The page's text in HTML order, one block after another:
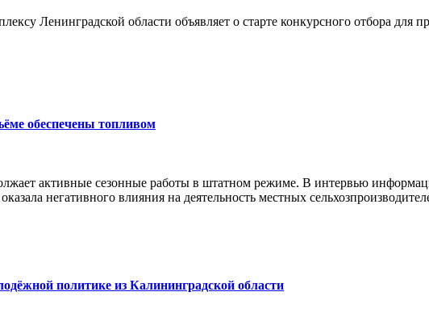
Ленинградской области объявляет о старте конкурсного отбора для
обеспечены топливом
активные сезонные работы в штатном режиме. В интервью
негативного влияния на деятельность местных
политике из Калининградской области